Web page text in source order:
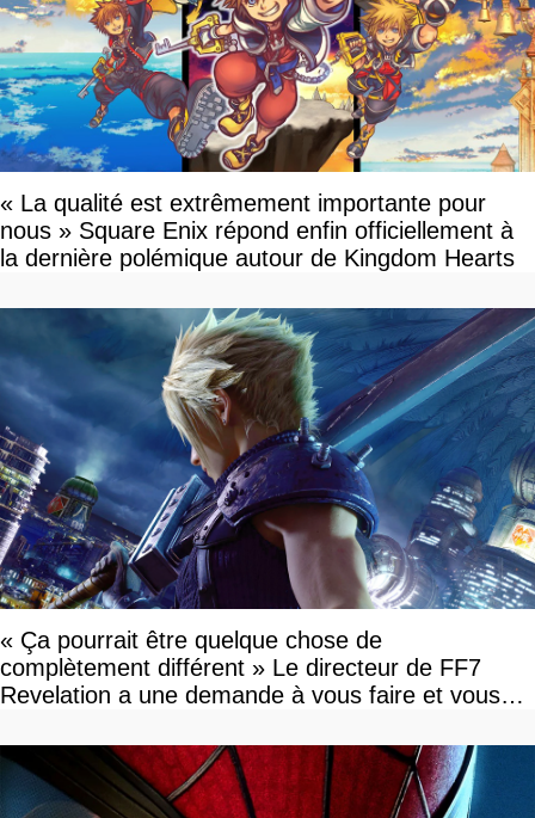
« La qualité est extrêmement importante pour
nous » Square Enix répond enfin officiellement à
la dernière polémique autour de Kingdom Hearts
« Ça pourrait être quelque chose de
complètement différent » Le directeur de FF7
Revelation a une demande à vous faire et vous